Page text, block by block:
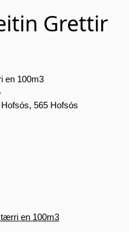
Grettir
en 100m3
565 Hofsós
en 100m3